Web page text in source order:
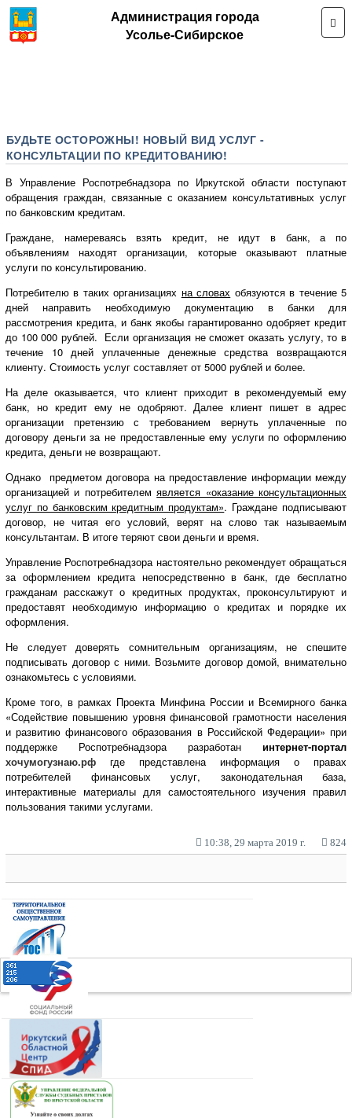
Администрация города
Усолье-Сибирское
БУДЬТЕ ОСТОРОЖНЫ! НОВЫЙ ВИД УСЛУГ -
КОНСУЛЬТАЦИИ ПО КРЕДИТОВАНИЮ!
В Управление Роспотребнадзора по Иркутской области поступают
обращения граждан, связанные с оказанием консультативных услуг
по банковским кредитам.
Граждане, намереваясь взять кредит, не идут в банк, а по
объявлениям находят организации, которые оказывают платные
услуги по консультированию.
Потребителю в таких организациях на словах обязуются в течение 5
дней направить необходимую документацию в банки для
рассмотрения кредита, и банк якобы гарантированно одобряет кредит
до 100 000 рублей. Если организация не сможет оказать услугу, то в
течение 10 дней уплаченные денежные средства возвращаются
клиенту. Стоимость услуг составляет от 5000 рублей и более.
На деле оказывается, что клиент приходит в рекомендуемый ему
банк, но кредит ему не одобряют. Далее клиент пишет в адрес
организации претензию с требованием вернуть уплаченные по
договору деньги за не предоставленные ему услуги по оформлению
кредита, деньги не возвращают.
Однако предметом договора на предоставление информации между
организацией и потребителемявляется «оказание консультационных
услуг по банковским кредитным продуктам». Граждане подписывают
договор, не читая его условий, верят на слово так называемым
консультантам. В итоге теряют свои деньги и время.
Управление Роспотребнадзора настоятельно рекомендует обращаться
за оформлением кредита непосредственно в банк, где бесплатно
гражданам расскажут о кредитных продуктах, проконсультируют и
предоставят необходимую информацию о кредитах и порядке их
оформления.
Не следует доверять сомнительным организациям, не спешите
подписывать договор с ними. Возьмите договор домой, внимательно
ознакомьтесь с условиями.
Кроме того, в рамках Проекта Минфина России и Всемирного банка
«Содействие повышению уровня финансовой грамотности населения
и развитию финансового образования в Российской Федерации» при
поддержке Роспотребнадзора разработан интернет-портал
хочумогузнаю.рф где представлена информация о правах
потребителей финансовых услуг, законодательная база,
интерактивные материалы для самостоятельного изучения правил
пользования такими услугами.
10:38, 29 марта 2019 г. 824